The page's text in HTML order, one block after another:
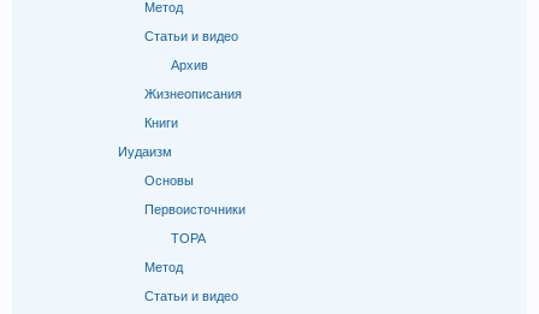
Метод
Статьи и видео
Архив
Жизнеописания
Книги
Иудаизм
Основы
Первоисточники
ТОРА
Метод
Статьи и видео